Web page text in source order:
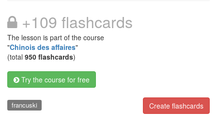
+109 flashcards
The lesson is part of the course
"Chinois des affaires"
(total 950 flashcards)
Try the course for free
Create flashcards
francuski